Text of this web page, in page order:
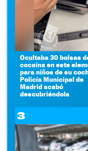
Ocultaba 30 bolsas
cocaína en este
para niños de su
Policía Municipal de
Madrid acabó
descubriéndola
3